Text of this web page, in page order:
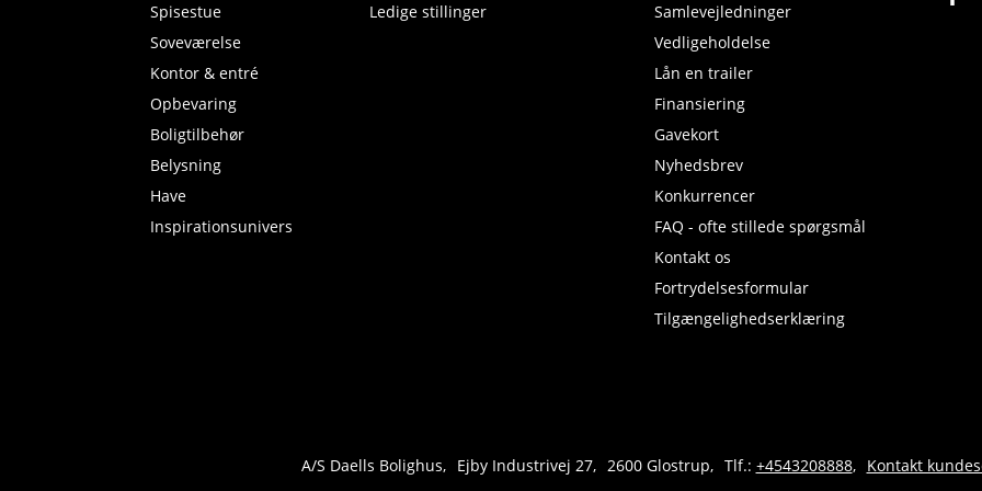
Spisestue
Soveværelse
Kontor & entré
Opbevaring
Boligtilbehør
Belysning
Have
Inspirationsunivers
Ledige stillinger
Samlevejledninger
Vedligeholdelse
Lån en trailer
Finansiering
Gavekort
Nyhedsbrev
Konkurrencer
FAQ - ofte stillede spørgsmål
Kontakt os
Fortrydelsesformular
Tilgængelighedserklæring
A/S Daells Bolighus Ejby Industrivej 27 2600 Glostrup Tlf.: +4543208888 Kontakt